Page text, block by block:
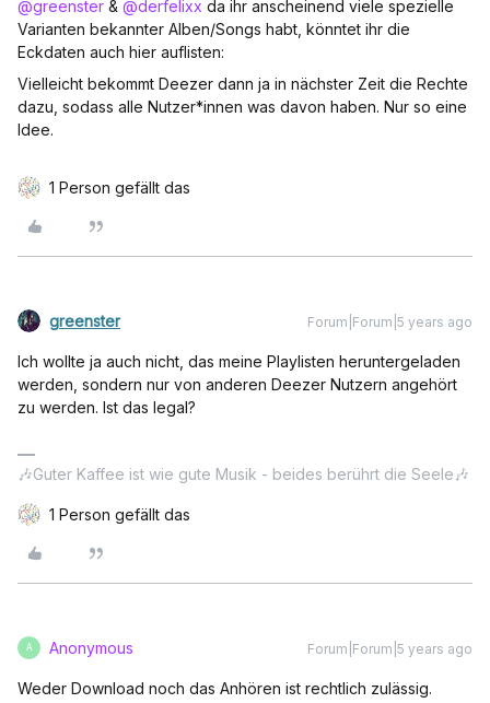
@greenster & @derfelixx da ihr anscheinend viele spezielle
Varianten bekannter Alben/Songs habt, könntet ihr die
Eckdaten auch hier auflisten:
Vielleicht bekommt Deezer dann ja in nächster Zeit die Rechte
dazu, sodass alle Nutzer*innen was davon haben. Nur so eine
Idee.
1 Person gefällt das
greenster Forum|Forum|5 years ago
Ich wollte ja auch nicht, das meine Playlisten heruntergeladen
werden, sondern nur von anderen Deezer Nutzern angehört
zu werden. Ist das legal?
🎶Guter Kaffee ist wie gute Musik - beides berührt die Seele🎶
1 Person gefällt das
A Anonymous Forum|Forum|5 years ago
Weder Download noch das Anhören ist rechtlich zulässig.